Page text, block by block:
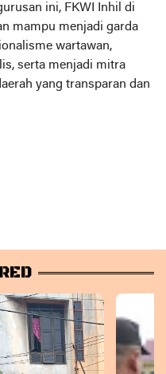
ini, FKWI Inhil di
mampu menjadi garda
wartawan,
serta menjadi mitra
yang transparan dan